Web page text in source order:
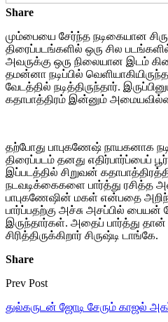
Share
மும்பையை சேர்ந்த நடிகையான
திரைப்படங்களில் ஒரு சில
அவருக்கு ஒரு நிலையான இடம்
தமன்னா நடிப்பில்
வேடத்தில் நடித்திருந்தார்.
கதாபாத்திரம் இன்னும்
தற்போது பாபுகணேஷ் நாயகனாக
திரைப்படம் தனது எதிர்பார்ப்பைப்
இப்படத்தில் சிறுவன்
நடவடிக்கைகளை பார்த்து ரசித்த
பாபுகணேஷின் மகள் என்பதை
பார்ப்பதற்கு அச்சு அசப்பில்
இருந்தார்கள். அதைப் பார்த்து
சிரித்திருக்கிறார் சிருஷ்டி டாங்கே.
Share
Prev Post
துல்கருடன் ஜோடி சேரும் காஜல்